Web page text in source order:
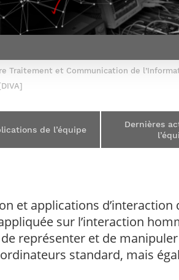
Nos offres
d’emplois
enseignement et
d’emplois
Nos engagements
sociétaux
Alumni
recherche &
innovation
Rapport d’activité
Télécom Paris :
rétrospective
Soutien à la
mobilité
Mines
Talents : un Double Diplôme
accès aux Corps techniques
& solutions Mastère
& contacts
des formations de
Traitement et Communication de
de l’équipe
Dernières
et applications
sur l’interaction
représenter et de
standard, mais